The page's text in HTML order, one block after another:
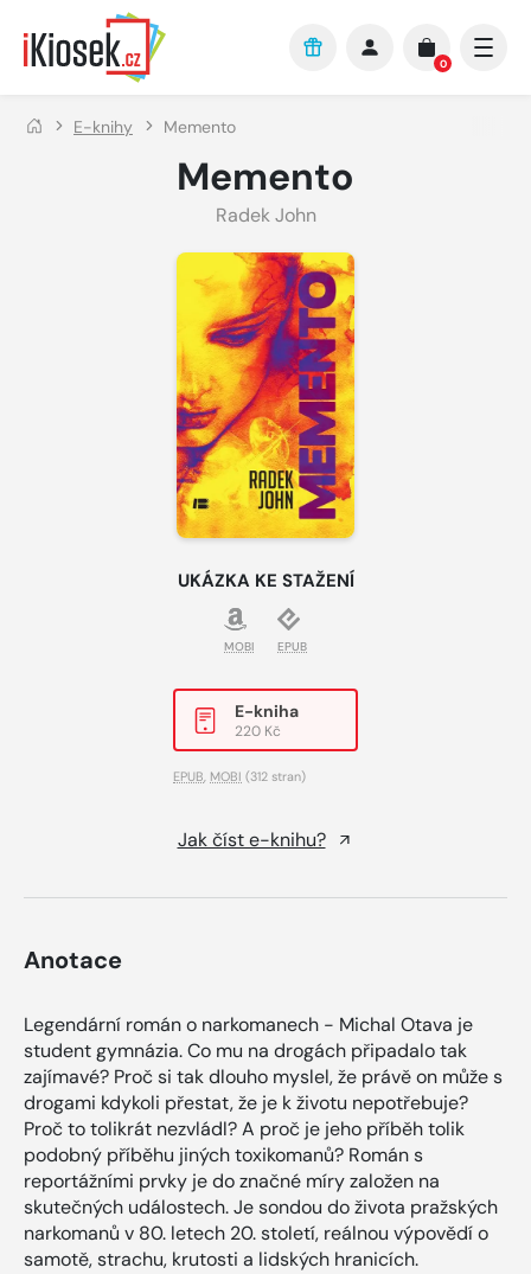
Přejít na hlavní obsah
0
E-knihy Memento
Memento
Radek John
UKÁZKA KE STAŽENÍ
MOBI EPUB
E-kniha
220 Kč
EPUB, MOBI (312 stran)
Jak číst e-knihu?
Anotace
Legendární román o narkomanech - Michal Otava je
student gymnázia. Co mu na drogách připadalo tak
zajímavé? Proč si tak dlouho myslel, že právě on může s
drogami kdykoli přestat, že je k životu nepotřebuje?
Proč to tolikrát nezvládl? A proč je jeho příběh tolik
podobný příběhu jiných toxikomanů? Román s
reportážními prvky je do značné míry založen na
skutečných událostech. Je sondou do života pražských
narkomanů v 80. letech 20. století, reálnou výpovědí o
samotě, strachu, krutosti a lidských hranicích.